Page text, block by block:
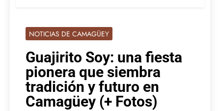
NOTICIAS DE CAMAGÜEY
Guajirito Soy: una fiesta
pionera que siembra
tradición y futuro en
Camagüey (+ Fotos)